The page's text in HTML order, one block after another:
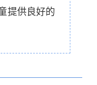
提供良好的